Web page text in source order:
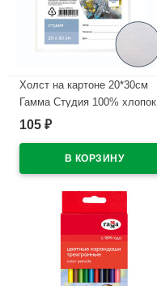
Холст на картоне 20*30см
Гамма Студия 100% хлопок
280г/м мелкое зерно
105 ₽